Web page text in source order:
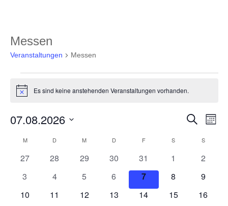
Messen
Veranstaltungen Messen
HinweisEs sind keine anstehenden Veranstaltungen vorhanden.
und
Suche
Monat
07.08.2026
Kalender
von
MMONTAG D DIENSTAGM MITTWOCH
DDONNERSTAG
FFREITAG S SAMSTAGS
0
27
0
28
0
Veranstaltungen
29
0
Veranstaltungen
30
0
Veranstaltungen
31
0
1
0
2
0
3
0
4
0
Veranstaltungen
5
0
Veranstaltungen
6
0
Veranstaltungen
7
0
8
0
9
0
10
0
11
0
12
0
13
0
14
0
15
0
16